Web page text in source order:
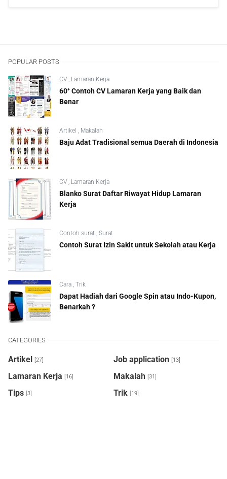
POPULAR POSTS
CV , Lamaran Kerja
60⁺ Contoh CV Lamaran Kerja yang Baik dan
Benar
Artikel , Makalah
Baju Adat Tradisional semua Daerah di Indonesia
CV , Lamaran Kerja
Blanko Surat Daftar Riwayat Hidup Lamaran
Kerja
Contoh surat , Surat
Contoh Surat Izin Sakit untuk Sekolah atau Kerja
Cara , Trik
Dapat Hadiah dari Google Spin atau Indo-Kupon,
Benarkah ?
CATEGORIES
Artikel [27] Job application [13]
Lamaran Kerja [16] Makalah [31]
Tips [3] Trik [19]